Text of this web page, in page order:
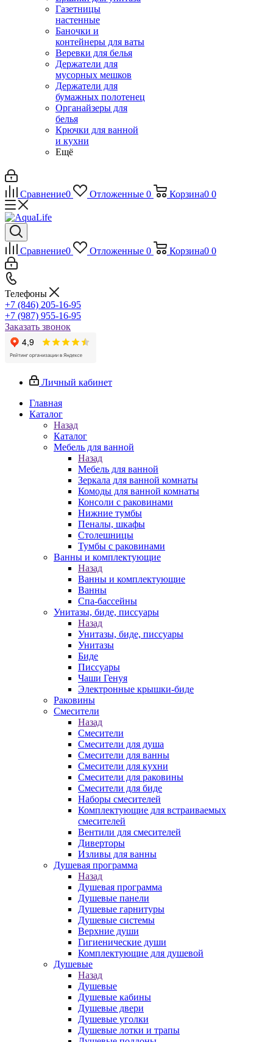
Газетницы
настенные
Баночки и
контейнеры для ваты
Веревки для белья
Держатели для
мусорных мешков
Держатели для
бумажных полотенец
Органайзеры для
белья
Крючки для ванной
и кухни
Ещё
Сравнение0 Отложенные 0 Корзина0 0
Сравнение0 Отложенные 0 Корзина0 0
Телефоны
+7 (846) 205-16-95
+7 (987) 955-16-95
Заказать звонок
Личный кабинет
Главная
Каталог
Назад
Каталог
Мебель для ванной
Назад
Мебель для ванной
Зеркала для ванной комнаты
Комоды для ванной комнаты
Консоли с раковинами
Нижние тумбы
Пеналы, шкафы
Столешницы
Тумбы с раковинами
Ванны и комплектующие
Назад
Ванны и комплектующие
Ванны
Спа-бассейны
Унитазы, биде, писсуары
Назад
Унитазы, биде, писсуары
Унитазы
Биде
Писсуары
Чаши Генуя
Электронные крышки-биде
Раковины
Смесители
Назад
Смесители
Смесители для душа
Смесители для ванны
Смесители для кухни
Смесители для раковины
Смесители для биде
Наборы смесителей
Комплектующие для встраиваемых
смесителей
Вентили для смесителей
Диверторы
Изливы для ванны
Душевая программа
Назад
Душевая программа
Душевые панели
Душевые гарнитуры
Душевые системы
Верхние души
Гигиенические души
Комплектующие для душевой
Душевые
Назад
Душевые
Душевые кабины
Душевые двери
Душевые уголки
Душевые лотки и трапы